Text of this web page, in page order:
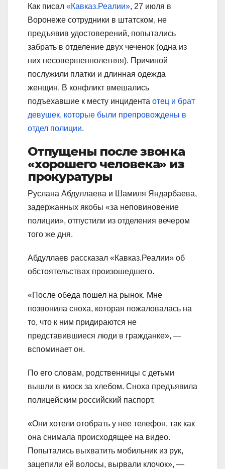
Как писал «Кавказ.Реалии», 27 июля в
Воронеже сотрудники в штатском, не
предъявив удостоверений, попытались
забрать в отделение двух чеченок (одна из
них несовершеннолетняя). Причиной
послужили платки и длинная одежда
женщин. В конфликт вмешались
подъехавшие к месту инцидента отец и брат
девушек, которые были препровождены в
отдел полиции.
Отпущены после звонка
«хорошего человека» из
прокуратуры
Руслана Абдуллаева и Шамиля Яндарбаева,
задержанных якобы «за неповиновение
полиции», отпустили из отделения вечером
того же дня.
Абдуллаев рассказал «Кавказ.Реалии» об
обстоятельствах произошедшего.
«После обеда пошел на рынок. Мне
позвонила сноха, которая пожаловалась на
то, что к ним придираются не
представившиеся люди в гражданке», —
вспоминает он.
По его словам, родственницы с детьми
вышли в киоск за хлебом. Сноха предъявила
полицейским российский паспорт.
«Они хотели отобрать у нее телефон, так как
она снимала происходящее на видео.
Попытались выхватить мобильник из рук,
зацепили ей волосы, вырвали клочок», —